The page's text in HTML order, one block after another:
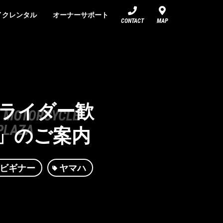
クレンタル オーナーサポート
CONTACT MAP
イダー歓
のご案内
ビギナー ヤマハ